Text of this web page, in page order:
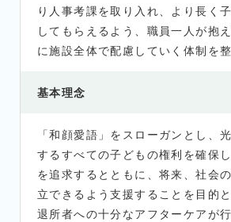
り人事考課を取り入れ、より長く
してもらえるよう、職員一人が抱
に施設全体で配慮していく体制を整
基本理念
「和顔愛語」をスローガンとし、
するすべての子どもの権利を確保
を追求するとともに、将来、社会
立できるよう支援することを目的と
退所者への十分なアフターケアが